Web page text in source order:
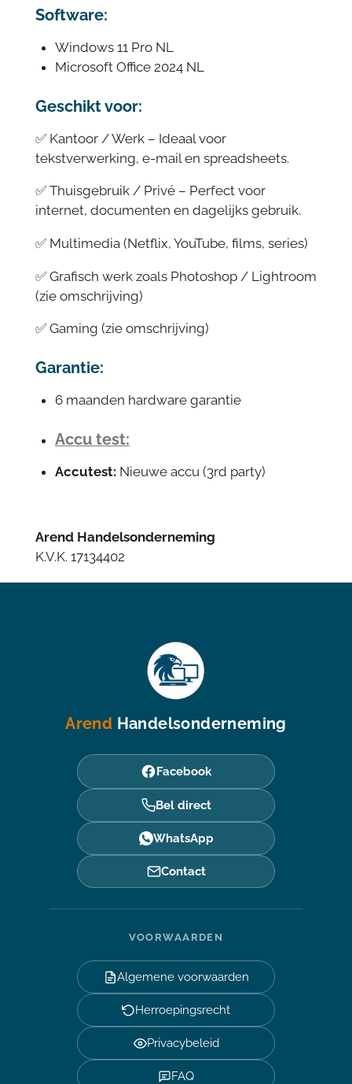
Software:
Windows 11 Pro NL
Microsoft Office 2024 NL
Geschikt voor:
✅ Kantoor / Werk – Ideaal voor
tekstverwerking, e-mail en spreadsheets.
✅ Thuisgebruik / Privé – Perfect voor
internet, documenten en dagelijks gebruik.
✅ Multimedia (Netflix, YouTube, films, series)
✅ Grafisch werk zoals Photoshop / Lightroom
(zie omschrijving)
✅ Gaming (zie omschrijving)
Garantie:
6 maanden hardware garantie
Accu test:
Accutest: Nieuwe accu (3rd party)
Arend Handelsonderneming
K.V.K. 17134402
Arend Handelsonderneming
Facebook
Bel direct
WhatsApp
Contact
VOORWAARDEN
Algemene voorwaarden
Herroepingsrecht
Privacybeleid
FAQ